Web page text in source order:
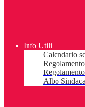
Info Utili
Calendario
Albo